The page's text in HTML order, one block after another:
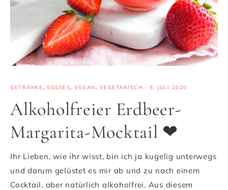
GETRÄNKE, SÜSSES , VEGAN, VEGETARISCH · 5. JULI 2020
Alkoholfreier Erdbeer-
Margarita-Mocktail ❤
Ihr Lieben, wie ihr wisst, bin ich ja kugelig unterwegs
und darum gelüstet es mir ab und zu nach einem
Cocktail, aber natürlich alkoholfrei. Aus diesem